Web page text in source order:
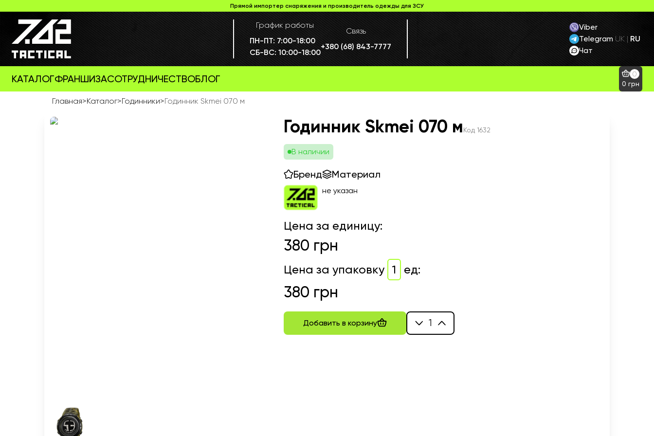
Прямой импортер снаряжения и производитель одежды для ЗСУ
График работы
ПН-ПТ: 7:00-18:00
СБ-ВС: 10:00-18:00
Связь
+380 (68) 843-7777
Viber
Telegram
Чат
UK | RU
КАТАЛОГФРАНШИЗАСОТРУДНИЧЕСТВОБЛОГ
0
0 грн
Главная>Каталог>Годинники>Годинник Skmei 070 м
Годинник Skmei 070 мКод1632
В наличии
Бренд Материал
не указан
Цена за единицу:
380 грн
Цена за упаковку 1 ед:
380 грн
Добавить в корзину 1